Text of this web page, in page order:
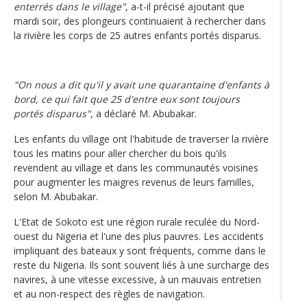
enterrés dans le village", a-t-il précisé ajoutant que
mardi soir, des plongeurs continuaient à rechercher dans
la rivière les corps de 25 autres enfants portés disparus.
"On nous a dit qu'il y avait une quarantaine d'enfants à
bord, ce qui fait que 25 d'entre eux sont toujours
portés disparus", a déclaré M. Abubakar.
Les enfants du village ont l'habitude de traverser la rivière
tous les matins pour aller chercher du bois qu'ils
revendent au village et dans les communautés voisines
pour augmenter les maigres revenus de leurs familles,
selon M. Abubakar.
L'Etat de Sokoto est une région rurale reculée du Nord-
ouest du Nigeria et l'une des plus pauvres. Les accidents
impliquant des bateaux y sont fréquents, comme dans le
reste du Nigeria. Ils sont souvent liés à une surcharge des
navires, à une vitesse excessive, à un mauvais entretien
et au non-respect des règles de navigation.